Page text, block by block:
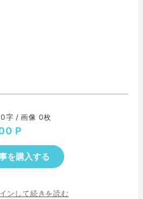
字 / 画像 0枚
を購入する
ンして続きを読む